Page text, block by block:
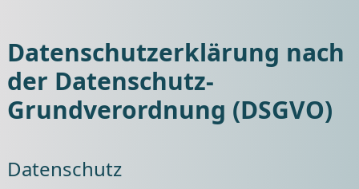
Datenschutzerklärung nach
der Datenschutz-
Grundverordnung (DSGVO)
Datenschutz